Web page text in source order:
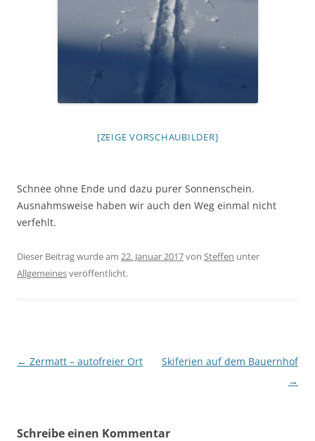
[ZEIGE VORSCHAUBILDER]
Schnee ohne Ende und dazu purer Sonnenschein.
Ausnahmsweise haben wir auch den Weg einmal nicht
verfehlt.
Dieser Beitrag wurde am 22. Januar 2017von Steffen unter
Allgemeinesveröffentlicht.
Beitragsnavigation
← Zermatt – autofreier Ort
Skiferien auf dem Bauernhof
→
Schreibe einen Kommentar